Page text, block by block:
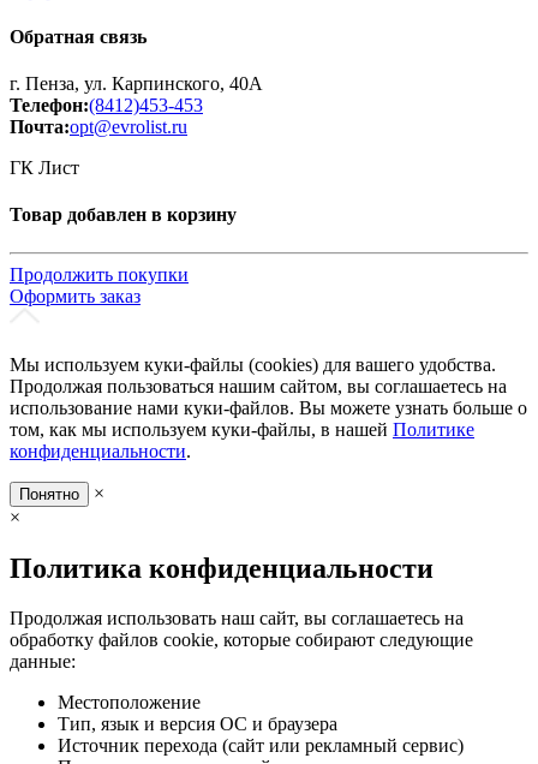
Обратная связь
г. Пенза, ул. Карпинского, 40А
Телефон:(8412)453-453
Почта:opt@evrolist.ru
ГК Лист
Товар добавлен в корзину
Продолжить покупки
Оформить заказ
Мы используем куки-файлы (cookies) для вашего удобства.
Продолжая пользоваться нашим сайтом, вы соглашаетесь на
использование нами куки-файлов. Вы можете узнать больше о
том, как мы используем куки-файлы, в нашей Политике
конфиденциальности.
Понятно
×
×
Политика конфиденциальности
Продолжая использовать наш сайт, вы соглашаетесь на
обработку файлов cookie, которые собирают следующие
данные:
Местоположение
Тип, язык и версия ОС и браузера
Источник перехода (сайт или рекламный сервис)